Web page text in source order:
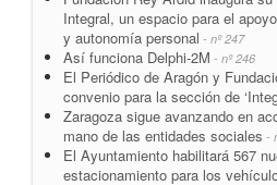
Integral, un espacio para el
y autonomía personal - nº 247
Así funciona Delphi-2M - nº 246
El Periódico de Aragón y
convenio para la sección de
Zaragoza sigue avanzando en
mano de las entidades sociales -
El Ayuntamiento habilitará 567
estacionamiento para los